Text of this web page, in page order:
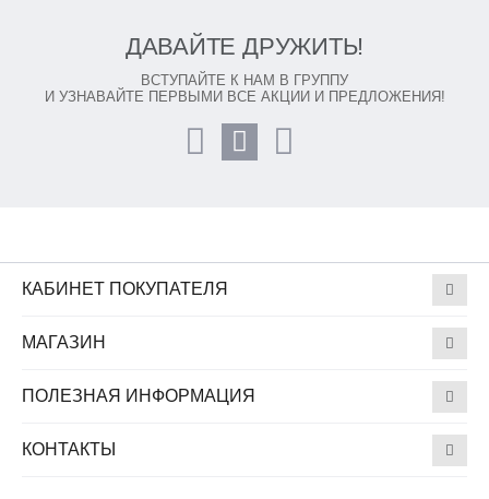
ДАВАЙТЕ ДРУЖИТЬ!
ВСТУПАЙТЕ К НАМ В ГРУППУ
И УЗНАВАЙТЕ ПЕРВЫМИ ВСЕ АКЦИИ И ПРЕДЛОЖЕНИЯ!
КАБИНЕТ ПОКУПАТЕЛЯ
МАГАЗИН
ПОЛЕЗНАЯ ИНФОРМАЦИЯ
КОНТАКТЫ